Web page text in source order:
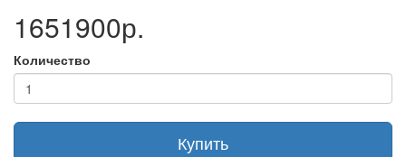
1651900р.
Количество
Купить